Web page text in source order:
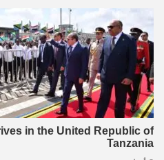
in the United Republic of
Tanzania